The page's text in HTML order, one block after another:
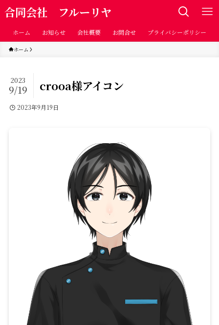
合同会社 フルーリヤ
ホーム お知らせ 会社概要 お問合せ プライバシーポリシー
ホーム
crooa様アイコン
2023
9/19
2023年9月19日